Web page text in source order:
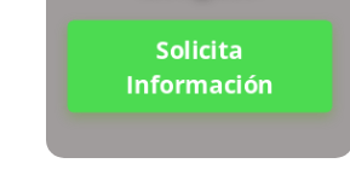
Solicita
Información